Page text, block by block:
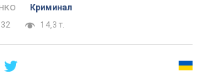
Криминал
14,3 т.